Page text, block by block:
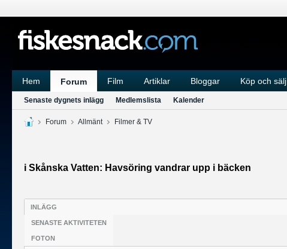
Hem Forum Film Artiklar Bloggar Köp och sälj
Senaste dygnets inlägg Medlemslista Kalender
Forum Allmänt Filmer & TV
i Skånska Vatten: Havsöring vandrar upp i bäcken
INLÄGG
SENASTE AKTIVITETEN
FOTON